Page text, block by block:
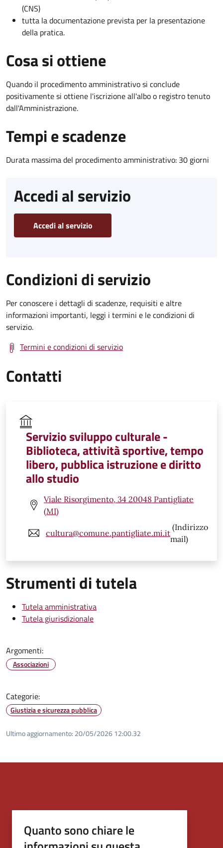
(CNS)
tutta la documentazione prevista per la presentazione
della pratica.
Cosa si ottiene
Quando il procedimento amministrativo si conclude
positivamente si ottiene l'iscrizione all'albo o registro tenuto
dall'Amministrazione.
Tempi e scadenze
Durata massima del procedimento amministrativo: 30 giorni
Accedi al servizio
Accedi al servizio
Condizioni di servizio
Per conoscere i dettagli di scadenze, requisiti e altre
informazioni importanti, leggi i termini e le condizioni di
servizio.
Termini e condizioni di servizio
Contatti
Servizio sviluppo culturale -
Biblioteca, attività sportive, tempo
libero, pubblica istruzione e diritto
allo studio
Viale Risorgimento, 34 20048 Pantigliate
(MI)
cultura@comune.pantigliate.mi.it
(Indirizzo
mail)
Strumenti di tutela
Tutela amministrativa
Tutela giurisdizionale
Argomenti:
Associazioni
Categorie:
Giustizia e sicurezza pubblica
Ultimo aggiornamento: 20/05/2026 12:00.32
Quanto sono chiare le